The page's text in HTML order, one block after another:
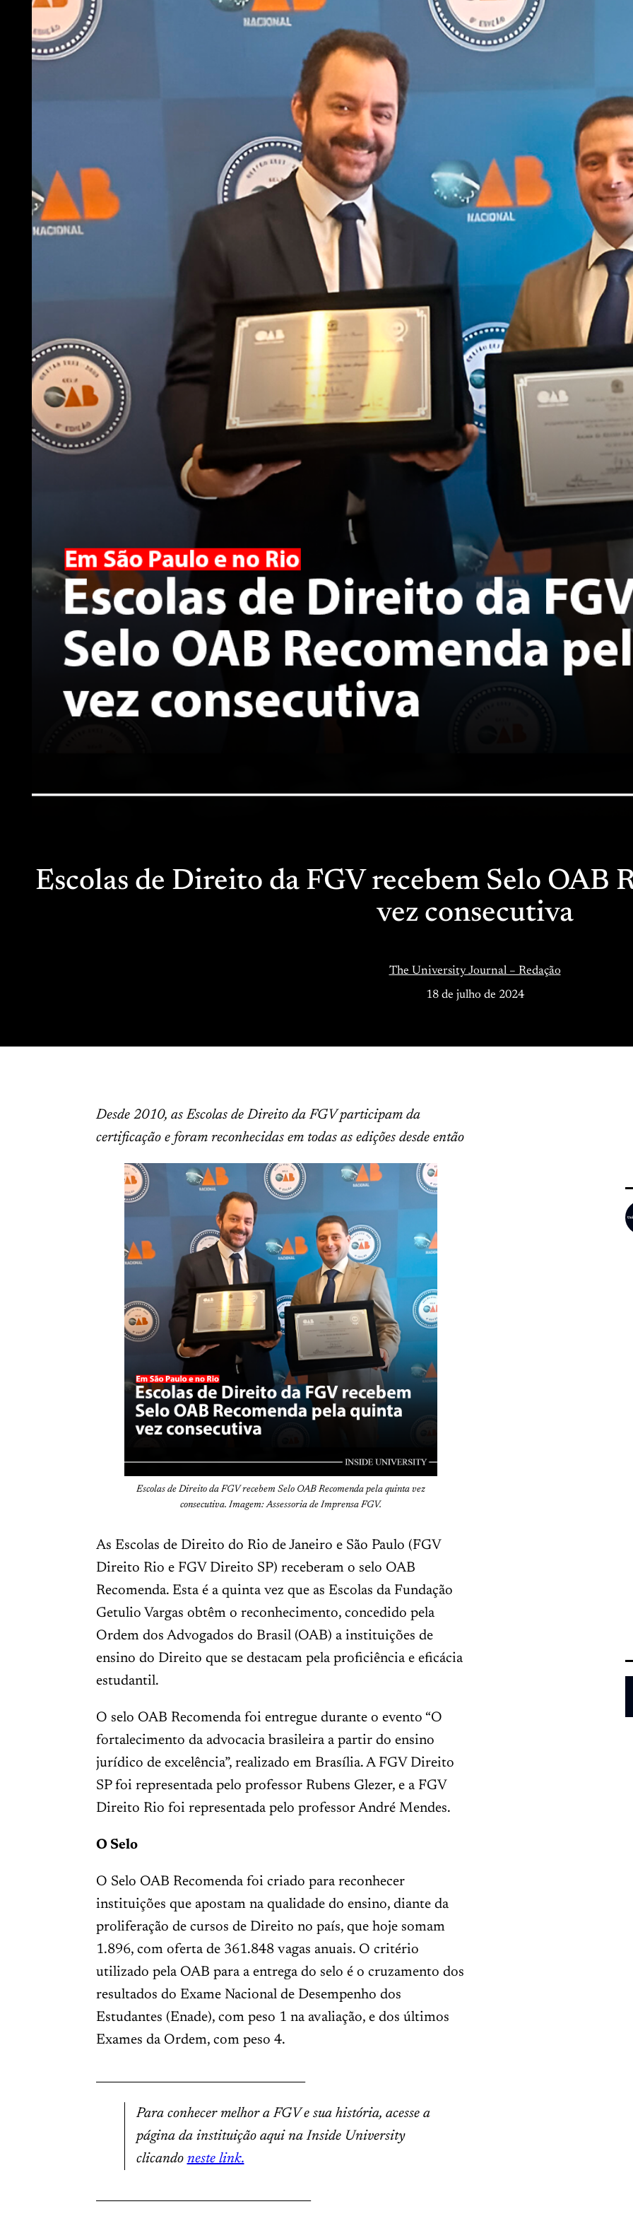
Escolas de Direito da FGV recebem Selo OAB
vez consecutiva
The University Journal – Redação
18 de julho de 2024
Desde 2010, as Escolas de Direito da FGV participam da
certificação e foram reconhecidas em todas as edições desde então
Escolas de Direito da FGV recebem Selo OAB Recomenda pela quinta vez
consecutiva. Imagem: Assessoria de Imprensa FGV.
As Escolas de Direito do Rio de Janeiro e São Paulo (FGV
Direito Rio e FGV Direito SP) receberam o selo OAB
Recomenda. Esta é a quinta vez que as Escolas da Fundação
Getulio Vargas obtêm o reconhecimento, concedido pela
Ordem dos Advogados do Brasil (OAB) a instituições de
ensino do Direito que se destacam pela proficiência e eficácia
estudantil.
O selo OAB Recomenda foi entregue durante o evento “O
fortalecimento da advocacia brasileira a partir do ensino
jurídico de excelência”, realizado em Brasília. A FGV Direito
SP foi representada pelo professor Rubens Glezer, e a FGV
Direito Rio foi representada pelo professor André Mendes.
O Selo
O Selo OAB Recomenda foi criado para reconhecer
instituições que apostam na qualidade do ensino, diante da
proliferação de cursos de Direito no país, que hoje somam
1.896, com oferta de 361.848 vagas anuais. O critério
utilizado pela OAB para a entrega do selo é o cruzamento dos
resultados do Exame Nacional de Desempenho dos
Estudantes (Enade), com peso 1 na avaliação, e dos últimos
Exames da Ordem, com peso 4.
Para conhecer melhor a FGV e sua história, acesse a
página da instituição aqui na Inside University
clicando neste link.